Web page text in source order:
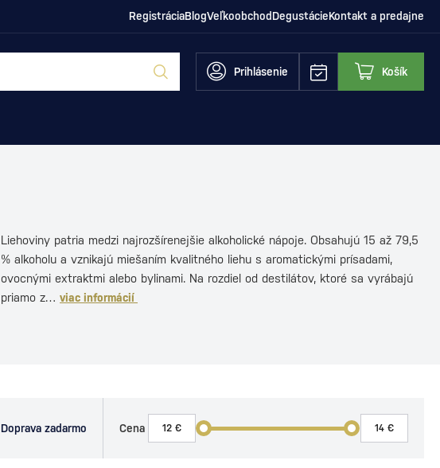
RegistráciaBlogVeľkoobchodDegustácieKontakt a predajne
Prihlásenie Košík
Liehoviny patria medzi najrozšírenejšie alkoholické nápoje. Obsahujú 15 až 79,5
% alkoholu a vznikajú miešaním kvalitného liehu s aromatickými prísadami,
ovocnými extraktmi alebo bylinami. Na rozdiel od destilátov, ktoré sa vyrábajú
priamo z… viac informácií
Doprava zadarmo Cena